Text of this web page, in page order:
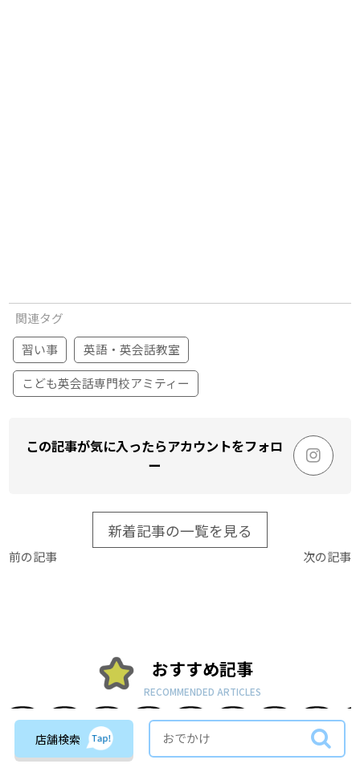
関連タグ
習い事
英語・英会話教室
こども英会話専門校アミティー
この記事が気に入ったらアカウントをフォロ
ー
新着記事の一覧を見る
前の記事 次の記事
おすすめ記事
RECOMMENDED ARTICLES
店舗検索